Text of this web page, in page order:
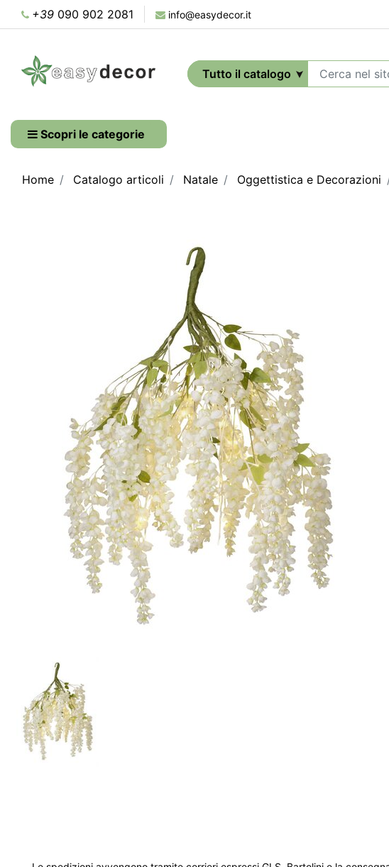
+39 090 902 2081 info@easydecor.it
Scopri le categorie
Home Catalogo articoli Natale Oggettistica e Decorazioni